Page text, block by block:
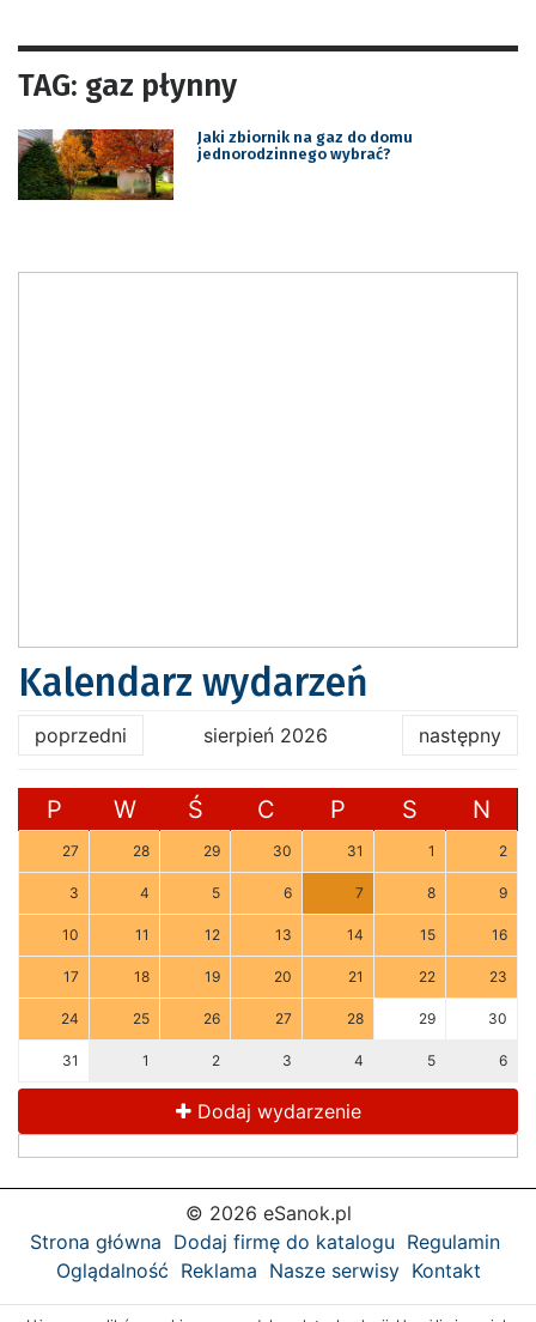
TAG: gaz płynny
Jaki zbiornik na gaz do domu
jednorodzinnego wybrać?
Kalendarz wydarzeń
poprzedni sierpień 2026 następny
P W Ś C P S N
27 28 29 30 31 1 2
3 4 5 6 7 8 9
10 11 12 13 14 15 16
17 18 19 20 21 22 23
24 25 26 27 28 29 30
31 1 2 3 4 5 6
Dodaj wydarzenie
© 2026 eSanok.pl
Strona główna Dodaj firmę do katalogu Regulamin
Oglądalność Reklama Nasze serwisy Kontakt